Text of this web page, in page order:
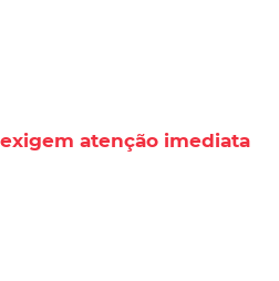
atenção imediata